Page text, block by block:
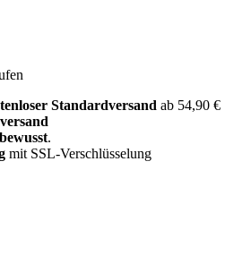
Standardversand ab 54,90 €
.
mit SSL-Verschlüsselung